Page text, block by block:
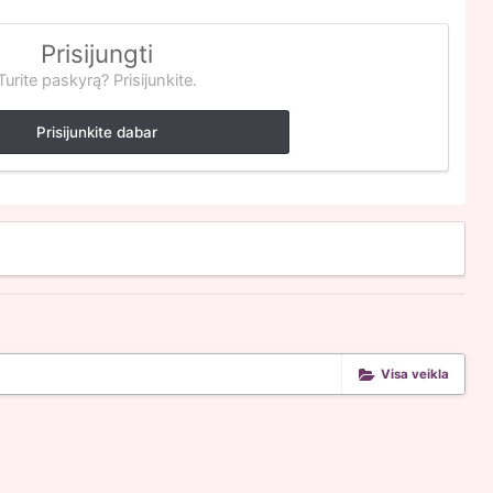
Prisijungti
paskyrą? Prisijunkite.
Prisijunkite dabar
Visa veikla